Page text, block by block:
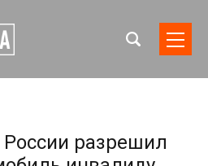
разрешил